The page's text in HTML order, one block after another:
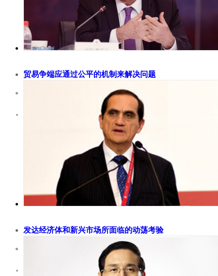
发展。 2017年5月，来自140个国家和80个国际组织的高级代表
一带一路国际合作高峰论坛...
贸易争端应通过公平的机制来解决问题
乔治·布什中美关系基金会主席特别顾问哈利·赛亚丁（Harley
呼吁建立新机制调解外国投资企业与当地政府的矛盾，重视外资
中国发展的贡献。有一种流行观点认为美国90%的工作机会都流
国，认为中美贸易逆差正在扼杀美国经济，而美国消费者都觉得
部分的钱都花在了中国制造的商品上，但实际上这种想法是有偏
现在我想根据美联储的研究报告谈...
发达经济体和新兴市场所面临的动荡考验
在全球化过程中，发达经济体和新兴市场经济体之间的一体化